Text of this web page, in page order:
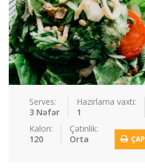
Yemek resepti
faydali melumat
Əlaqə
Giriş / Qeydiyat
Serves:
3 Nəfər
Hazirlama vaxti:
1
Kalori:
120
Çətinlik:
Orta
ÇAP